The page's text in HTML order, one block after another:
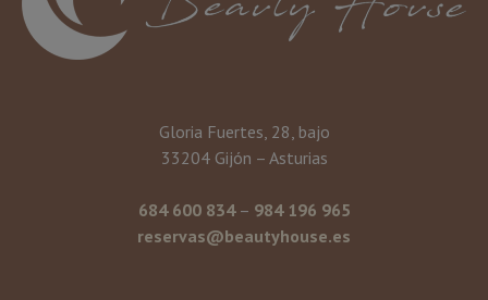
Gloria Fuertes, 28, bajo
33204 Gijón – Asturias
684 600 834– 984 196 965
reservas@beautyhouse.es